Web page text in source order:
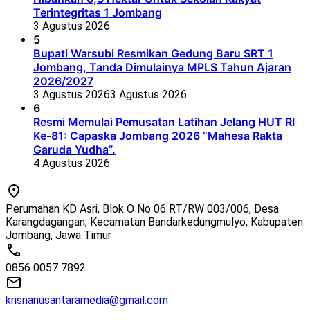
Terintegritas 1 Jombang
3 Agustus 2026
5
Bupati Warsubi Resmikan Gedung Baru SRT 1
Jombang, Tanda Dimulainya MPLS Tahun Ajaran
2026/2027
3 Agustus 20263 Agustus 2026
6
Resmi Memulai Pemusatan Latihan Jelang HUT RI
Ke-81: Capaska Jombang 2026 “Mahesa Rakta
Garuda Yudha”.
4 Agustus 2026
Perumahan KD Asri, Blok O No 06 RT/RW 003/006, Desa
Karangdagangan, Kecamatan Bandarkedungmulyo, Kabupaten
Jombang, Jawa Timur
0856 0057 7892
krisnanusantaramedia@gmail.com